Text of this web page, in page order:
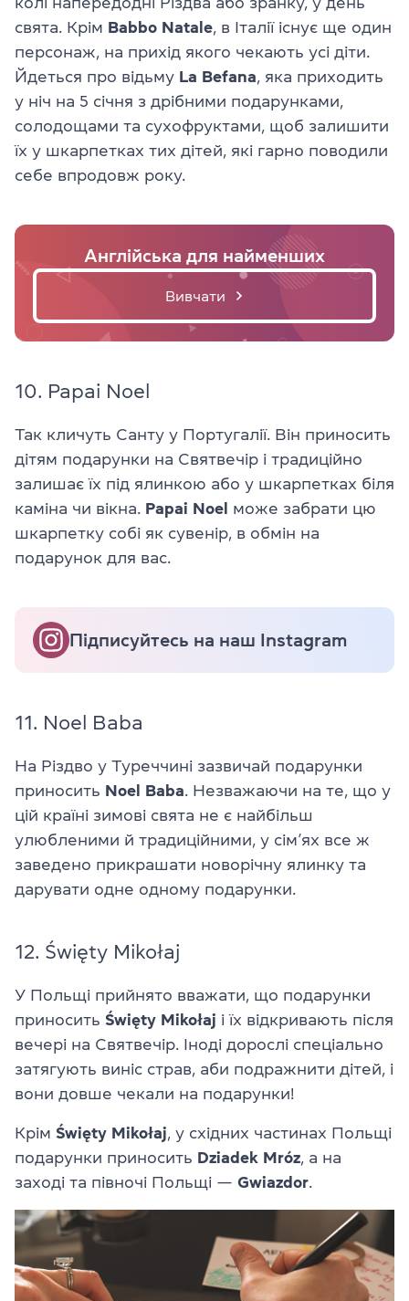
свята. Крім Babbo Natale, в Італії існує ще один
персонаж, на прихід якого чекають усі діти.
Йдеться про відьму La Befana, яка приходить
у ніч на 5 січня з дрібними подарунками,
солодощами та сухофруктами, щоб залишити
їх у шкарпетках тих дітей, які гарно поводили
себе впродовж року.
Англійська для найменших
Вивчати
10. Papai Noel
Так кличуть Санту у Португалії. Він приносить
дітям подарунки на Святвечір і традиційно
залишає їх під ялинкою або у шкарпетках біля
каміна чи вікна. Papai Noel
може забрати цю
шкарпетку собі як сувенір, в обмін на
подарунок для вас.
Підписуйтесь на наш Instagram
11. Noel Baba
На Різдво у Туреччині зазвичай подарунки
приносить Noel Baba. Незважаючи на те, що у
цій країні зимові свята не є найбільш
улюбленими й традиційними, у сім’ях все ж
заведено прикрашати новорічну ялинку та
дарувати одне одному подарунки.
12. Święty Mikołaj
У Польщі прийнято вважати, що подарунки
приносить Święty Mikołaj і їх відкривають після
вечері на Святвечір. Іноді дорослі спеціально
затягують виніс страв, аби подражнити дітей, і
вони довше чекали на подарунки!
Крім Święty Mikołaj, у східних частинах Польщі
подарунки приносить Dziadek Mróz, а на
заході та півночі Польщі — Gwiazdor.